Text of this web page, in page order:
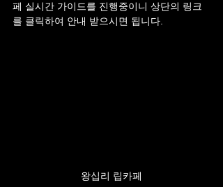
페 실시간 가이드를 진행중이니 상단의 링크
를 클릭하여 안내 받으시면 됩니다.
왕십리 립카페